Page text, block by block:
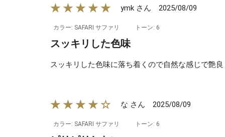
★★★★★ ymk さん 2025/08/09
カラー: SAFARI サファリ トーン: 6
スッキリした色味
スッキリした色味に落ち着くので自然な感じで艶良
★★★★☆ な さん 2025/08/09
カラー: SAFARI サファリ トーン: 6